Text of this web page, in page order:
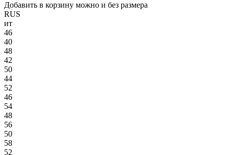
Добавить в корзину можно и без размера
RUS
ит
46
40
48
42
50
44
52
46
54
48
56
50
58
52